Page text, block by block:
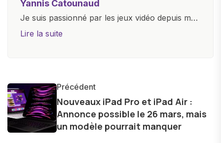
Yannis Catounaud
Je suis passionné par les jeux vidéo depuis mon
plus jeune âge. Mon amour pour l'univers
et bien d'autres gadgets technologiques. Armé
d'une curiosité insatiable, j'aime dévoiler les
dernières tendances et innovations, partageant
avec enthousiasme mes découvertes avec la
Lire la suite
Précédent
Nouveaux iPad Pro et iPad Air :
Annonce possible le 26 mars, mais
un modèle pourrait manquer